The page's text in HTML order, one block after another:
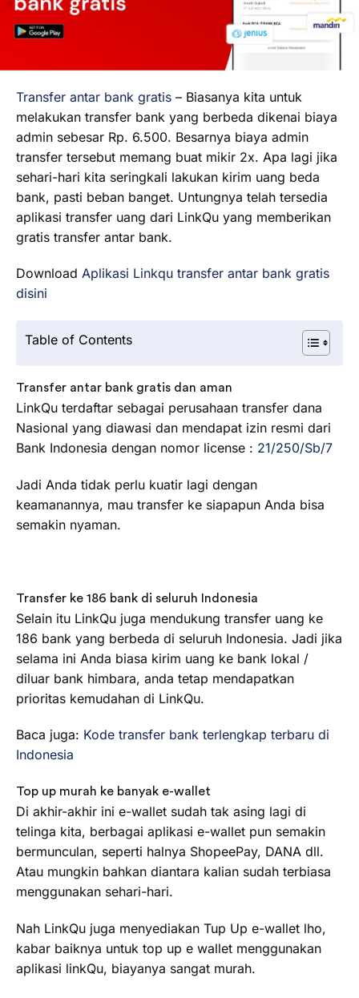
Transfer antar bank gratis – Biasanya kita untuk
melakukan transfer bank yang berbeda dikenai biaya
admin sebesar Rp. 6.500. Besarnya biaya admin
transfer tersebut memang buat mikir 2x. Apa lagi jika
sehari-hari kita seringkali lakukan kirim uang beda
bank, pasti beban banget. Untungnya telah tersedia
aplikasi transfer uang dari LinkQu yang memberikan
gratis transfer antar bank.
Download Aplikasi Linkqu transfer antar bank gratis
disini
Table of Contents
Transfer antar bank gratis dan aman
LinkQu terdaftar sebagai perusahaan transfer dana
Nasional yang diawasi dan mendapat izin resmi dari
Bank Indonesia dengan nomor license : 21/250/Sb/7
Jadi Anda tidak perlu kuatir lagi dengan
keamanannya, mau transfer ke siapapun Anda bisa
semakin nyaman.
Transfer ke 186 bank di seluruh Indonesia
Selain itu LinkQu juga mendukung transfer uang ke
186 bank yang berbeda di seluruh Indonesia. Jadi jika
selama ini Anda biasa kirim uang ke bank lokal /
diluar bank himbara, anda tetap mendapatkan
prioritas kemudahan di LinkQu.
Baca juga: Kode transfer bank terlengkap terbaru di
Indonesia
Top up murah ke banyak e-wallet
Di akhir-akhir ini e-wallet sudah tak asing lagi di
telinga kita, berbagai aplikasi e-wallet pun semakin
bermunculan, seperti halnya ShopeePay, DANA dll.
Atau mungkin bahkan diantara kalian sudah terbiasa
menggunakan sehari-hari.
Nah LinkQu juga menyediakan Tup Up e-wallet lho,
kabar baiknya untuk top up e wallet menggunakan
aplikasi linkQu, biayanya sangat murah.